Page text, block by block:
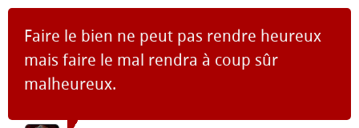
Faire le bien ne peut pas rendre heureux
mais faire le mal rendra à coup sûr
malheureux.